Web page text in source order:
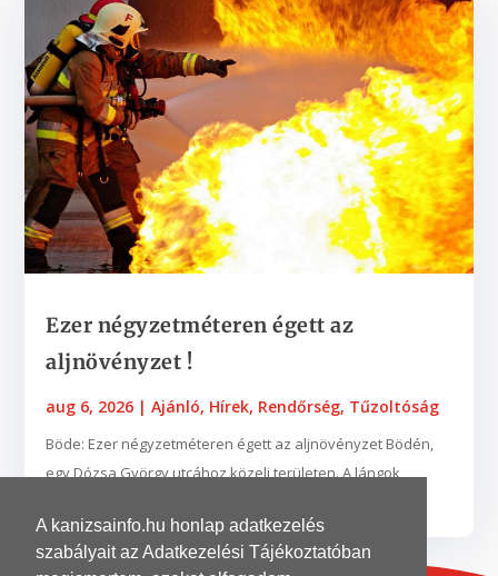
A kanizsainfo.hu honlap adatkezelés
szabályait az Adatkezelési Tájékoztatóban
Ezer négyzetméteren égett az
aljnövényzet !
aug 6, 2026 |Ajánló, Hírek, Rendőrség, Tűzoltóság
Böde: Ezer négyzetméteren égett az aljnövényzet Bödén,
egy Dózsa György utcához közeli területen. A lángok